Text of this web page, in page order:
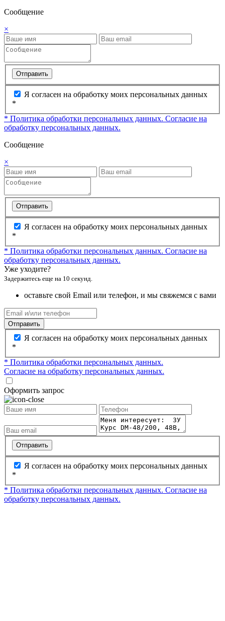
Сообщение
×
Отправить
Я согласен на обработку моих персональных данных
*
* Политика обработки персональных данных. Согласие на
обработку персональных данных.
Сообщение
×
Отправить
Я согласен на обработку моих персональных данных
*
* Политика обработки персональных данных. Согласие на
обработку персональных данных.
Уже уходите?
Задержитесь еще на 10 секунд.
оставьте свой Email или телефон, и мы свяжемся с вами
Отправить
Я согласен на обработку моих персональных данных
*
* Политика обработки персональных данных.
Согласие на обработку персональных данных.
Оформить запрос
Отправить
Я согласен на обработку моих персональных данных
*
* Политика обработки персональных данных. Согласие на
обработку персональных данных.